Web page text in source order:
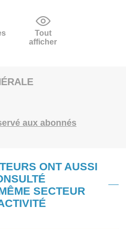
Tout
afficher
aux abonnés
ONT AUSSI
SECTEUR